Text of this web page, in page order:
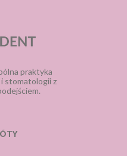
praktyka
stomatologii z